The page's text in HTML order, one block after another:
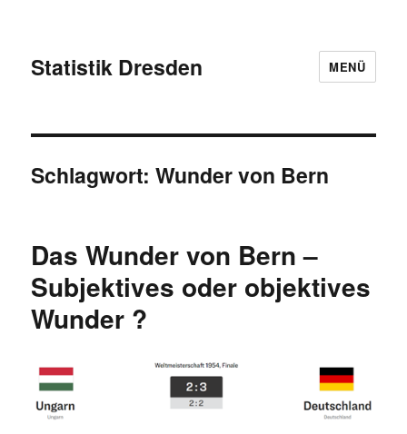
Statistik Dresden MENÜ
Schlagwort:Wunder von Bern
Das Wunder von Bern –
Subjektives oder objektives
Wunder ?